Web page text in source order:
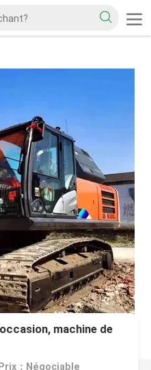
machine de
Prix：Négociable